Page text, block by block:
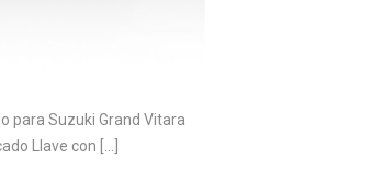
para Suzuki Grand Vitara
Llave con […]